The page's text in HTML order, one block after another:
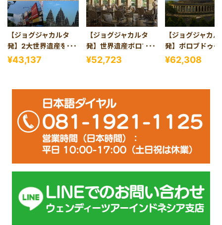
【ジョグジャカルタ
発】2大世界遺産を巡
る！ボロブドゥール＆
プランバナン遺跡欲張
¥43,137
【ジョグジャカルタ
発】世界遺産ボロブド
ゥール観光＋アマンジ
ヲで優雅なランチを楽
¥52,723
【ジョグジャカル
発】ボロブドゥ
プランバナン遺
＋アマンジヲで
¥62,308